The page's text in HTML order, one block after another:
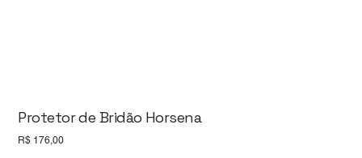
Protetor de Bridão Horsena
Preço
R$ 176,00